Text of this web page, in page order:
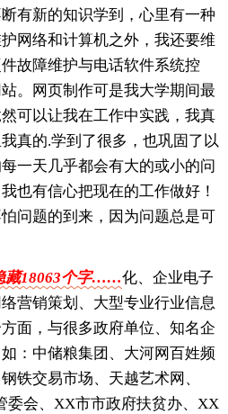
有新的知识学到，心里有一种
网络和计算机之外，我还要维
故障维护与电话软件系统控
。网页制作可是我大学期间最
可以让我在工作中实践，我真
真的.学到了很多，也巩固了以
一天几乎都会有大的或小的问
也有信心把现在的工作做好！
问题的到来，因为问题总是可
18063个字……化、企业电子
营销策划、大型专业行业信息
面，与很多政府单位、知名企
：中储粮集团、大河网百姓频
铁交易市场、天越艺术网、
委会、XX市市政府扶贫办、XX